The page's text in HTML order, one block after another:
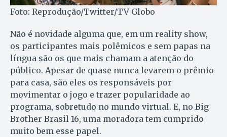
Foto: Reprodução/Twitter/TV Globo
Não é novidade alguma que, em um reality show,
os participantes mais polêmicos e sem papas na
língua são os que mais chamam a atenção do
público. Apesar de quase nunca levarem o prêmio
para casa, são eles os responsáveis por
movimentar o jogo e trazer popularidade ao
programa, sobretudo no mundo virtual. E, no Big
Brother Brasil 16, uma moradora tem cumprido
muito bem esse papel.